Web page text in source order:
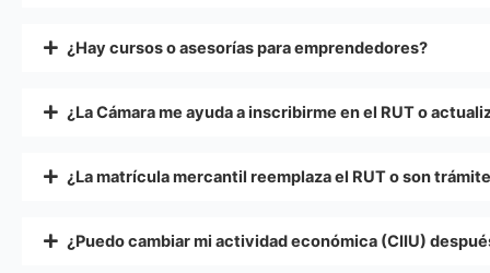
¿Hay cursos o asesorías para emprendedores?
¿La Cámara me ayuda a inscribirme en el RUT o
¿La matrícula mercantil reemplaza el RUT o son
¿Puedo cambiar mi actividad económica (CIIU)